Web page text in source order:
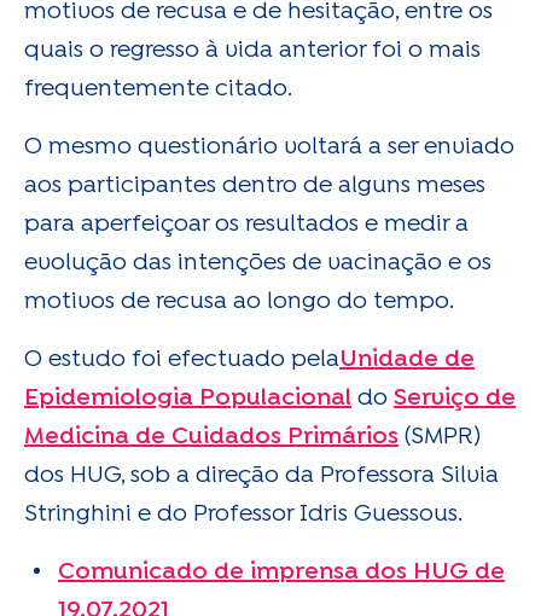
motivos de recusa e de hesitação, entre os
quais o regresso à vida anterior foi o mais
frequentemente citado.
O mesmo questionário voltará a ser enviado
aos participantes dentro de alguns meses
para aperfeiçoar os resultados e medir a
evolução das intenções de vacinação e os
motivos de recusa ao longo do tempo.
O estudo foi efectuado pelaUnidade de
Epidemiologia Populacional do Serviço de
Medicina de Cuidados Primários (SMPR)
dos HUG, sob a direção da Professora Silvia
Stringhini e do Professor Idris Guessous.
Comunicado de imprensa dos HUG de
19.07.2021